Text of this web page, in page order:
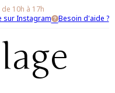
10h à 17h
sur Instagram Besoin d'aide ?